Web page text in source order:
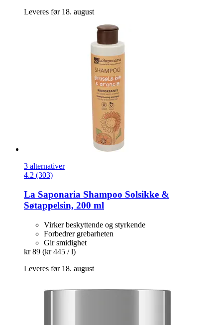
Leveres før 18. august
3 alternativer
4.2 (303)
La Saponaria Shampoo Solsikke &
Søtappelsin, 200 ml
Virker beskyttende og styrkende
Forbedrer grebarheten
Gir smidighet
kr 89 (kr 445 / l)
Leveres før 18. august